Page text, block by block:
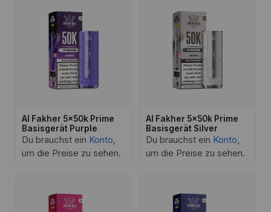
Al Fakher 5x50k Prime
Basisgerät Purple
Du brauchst ein Konto,
um die Preise zu sehen.
Al Fakher 5x50k Prime
Basisgerät Silver
Du brauchst ein Konto,
um die Preise zu sehen.